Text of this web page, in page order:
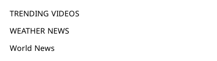
TRENDING VIDEOS
WEATHER NEWS
World News